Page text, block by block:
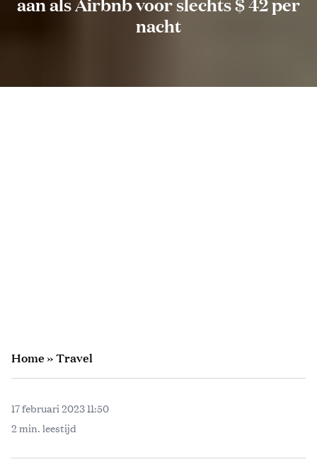
nacht
Home»Travel
17 februari 2023 11:50
2 min. leestijd